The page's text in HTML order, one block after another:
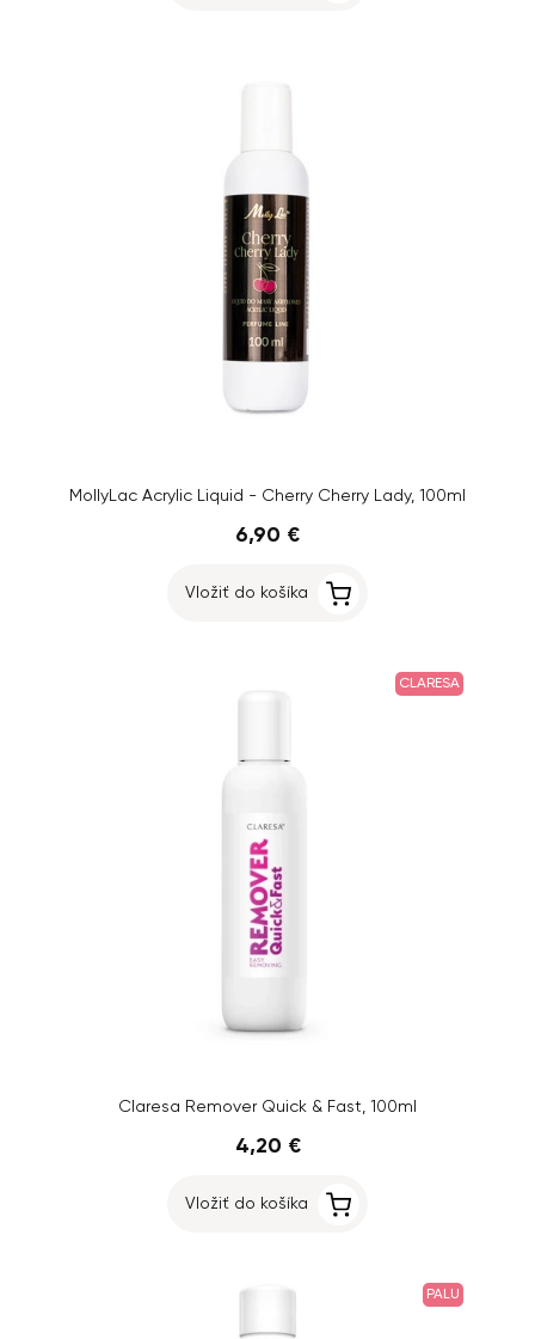
MollyLac Acrylic Liquid - Cherry Cherry Lady, 100ml
6,90 €
Vložiť do košíka
CLARESA
Claresa Remover Quick & Fast, 100ml
4,20 €
Vložiť do košíka
PALU